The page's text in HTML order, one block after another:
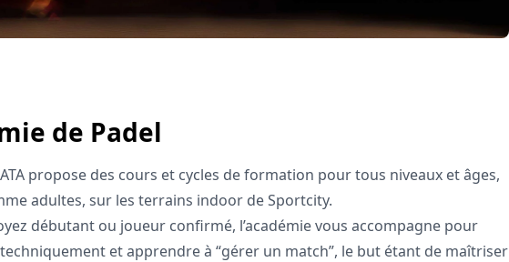
de Padel
propose des cours et cycles de formation pour tous niveaux et âges,
adultes, sur les terrains indoor de Sportcity.
débutant ou joueur confirmé, l’académie vous accompagne pour
et apprendre à “gérer un match”, le but étant de maîtriser